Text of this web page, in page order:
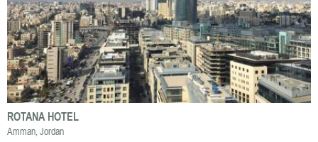
ROTANA HOTEL
Amman, Jordan